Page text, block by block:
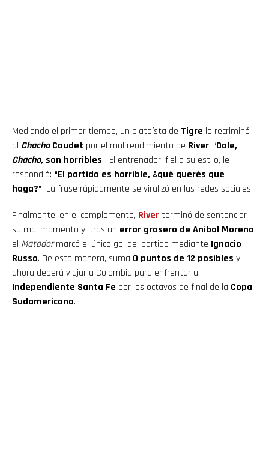
Mediando el primer tiempo, un plateísta de Tigre le recriminó
al ChachoCoudet por el mal rendimiento de River: “Dale,
Chacho, son horribles“. El entrenador, fiel a su estilo, le
respondió: “El partido es horrible, ¿qué querés que
haga?”. La frase rápidamente se viralizó en las redes sociales.
Finalmente, en el complemento, Riverterminó de sentenciar
su mal momento y, tras un error grosero de Aníbal Moreno,
el Matadormarcó el único gol del partido mediante Ignacio
Russo. De esta manera, suma 0 puntos de 12 posibles y
ahora deberá viajar a Colombia para enfrentar a
Independiente Santa Fe por los octavos de final de la Copa
Sudamericana.